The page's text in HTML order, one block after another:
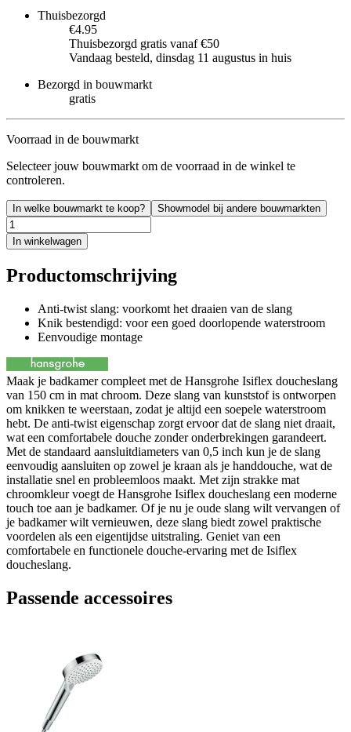
Thuisbezorgd
€4.95
Thuisbezorgd gratis vanaf €50
Vandaag besteld, dinsdag 11 augustus in huis
Bezorgd in bouwmarkt
gratis
Voorraad in de bouwmarkt
Selecteer jouw bouwmarkt om de voorraad in de winkel te
controleren.
In welke bouwmarkt te koop? Showmodel bij andere bouwmarkten
In winkelwagen
Productomschrijving
Anti-twist slang: voorkomt het draaien van de slang
Knik bestendigd: voor een goed doorlopende waterstroom
Eenvoudige montage
Maak je badkamer compleet met de Hansgrohe Isiflex doucheslang
van 150 cm in mat chroom. Deze slang van kunststof is ontworpen
om knikken te weerstaan, zodat je altijd een soepele waterstroom
hebt. De anti-twist eigenschap zorgt ervoor dat de slang niet draait,
wat een comfortabele douche zonder onderbrekingen garandeert.
Met de standaard aansluitdiameters van 0,5 inch kun je de slang
eenvoudig aansluiten op zowel je kraan als je handdouche, wat de
installatie snel en probleemloos maakt. Met zijn strakke mat
chroomkleur voegt de Hansgrohe Isiflex doucheslang een moderne
touch toe aan je badkamer. Of je nu je oude slang wilt vervangen of
je badkamer wilt vernieuwen, deze slang biedt zowel praktische
voordelen als een eigentijdse uitstraling. Geniet van een
comfortabele en functionele douche-ervaring met de Isiflex
doucheslang.
Passende accessoires